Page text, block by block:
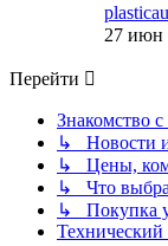
27 июн
Перейти
Знакомство
↳ Новости
↳ Цены,
↳ Что
↳ Покупка
Технический